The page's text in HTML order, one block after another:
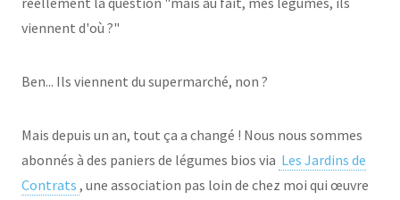
viennent d'où ?"
Ben... Ils viennent du supermarché, non ?
Mais depuis un an, tout ça a changé ! Nous nous sommes
abonnés à des paniers de légumes bios via Les Jardins de
Contrats , une association pas loin de chez moi qui œuvre